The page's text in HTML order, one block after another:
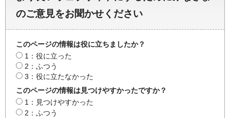
のご意見をお聞かせください
このページの情報は役に立ちましたか？
1：役に立った
2：ふつう
3：役に立たなかった
このページの情報は見つけやすかったですか？
1：見つけやすかった
2：ふつう